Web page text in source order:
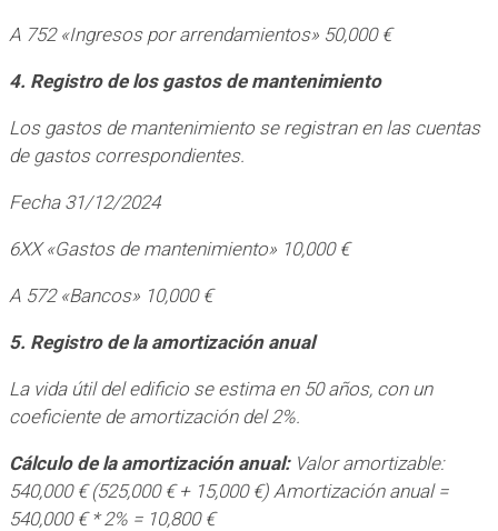
A 752 «Ingresos por arrendamientos» 50,000 €
4. Registro de los gastos de mantenimiento
Los gastos de mantenimiento se registran en las cuentas
de gastos correspondientes.
Fecha 31/12/2024
6XX «Gastos de mantenimiento» 10,000 €
A 572 «Bancos» 10,000 €
5. Registro de la amortización anual
La vida útil del edificio se estima en 50 años, con un
coeficiente de amortización del 2%.
Cálculo de la amortización anual:Valor amortizable:
540,000 € (525,000 € + 15,000 €) Amortización anual =
540,000 € * 2% = 10,800 €